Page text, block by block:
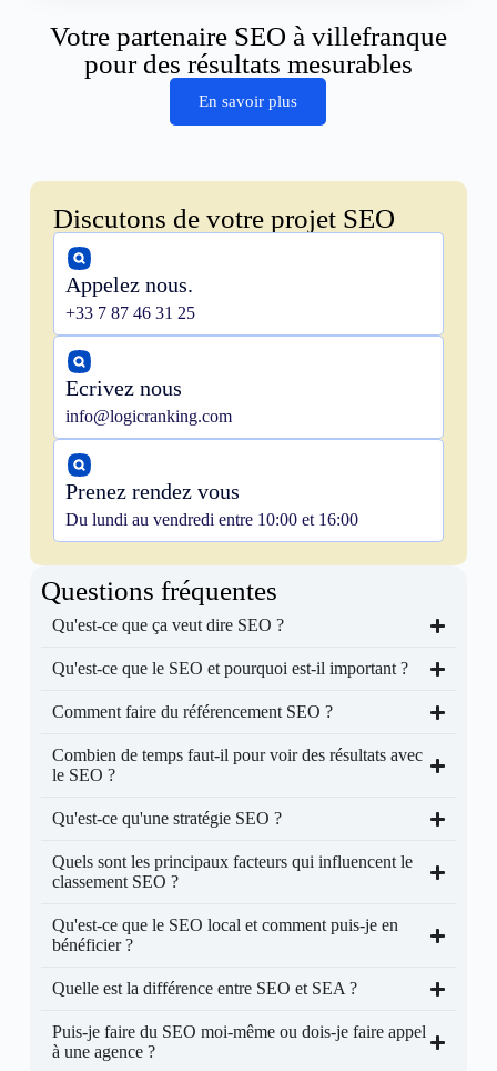
Votre partenaire SEO à villefranque
pour des résultats mesurables
En savoir plus
Discutons de votre projet SEO
Appelez nous.
+33 7 87 46 31 25
Ecrivez nous
info@logicranking.com
Prenez rendez vous
Du lundi au vendredi entre 10:00 et 16:00
Questions fréquentes
Qu'est-ce que ça veut dire SEO ?
Qu'est-ce que le SEO et pourquoi est-il important ?
Comment faire du référencement SEO ?
Combien de temps faut-il pour voir des résultats avec
le SEO ?
Qu'est-ce qu'une stratégie SEO ?
Quels sont les principaux facteurs qui influencent le
classement SEO ?
Qu'est-ce que le SEO local et comment puis-je en
bénéficier ?
Quelle est la différence entre SEO et SEA ?
Puis-je faire du SEO moi-même ou dois-je faire appel
à une agence ?